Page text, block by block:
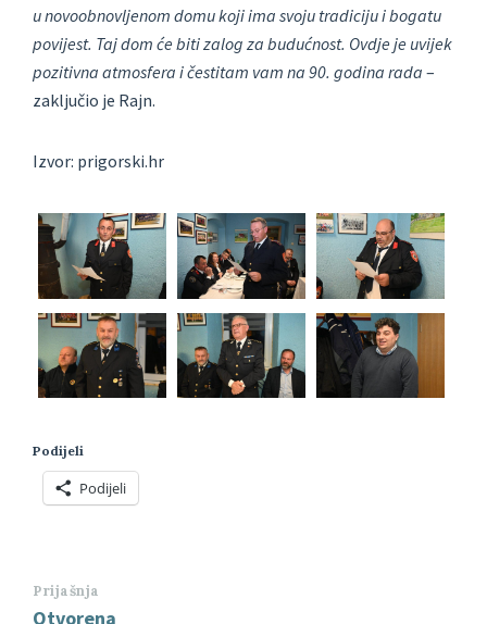
u novoobnovljenom domu koji ima svoju tradiciju i bogatu
povijest. Taj dom će biti zalog za budućnost. Ovdje je uvijek
pozitivna atmosfera i čestitam vam na 90. godina rada –
zaključio je Rajn.
Izvor: prigorski.hr
Podijeli
Podijeli
Prijašnja
Otvorena